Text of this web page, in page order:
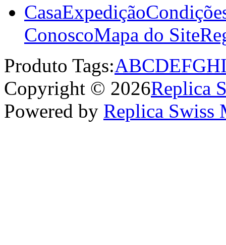
CasaExpedição
ConoscoMapa do Site
Produto Tags:ABCDEFGH
Copyright © 2026Replica
Powered by Replica Swiss